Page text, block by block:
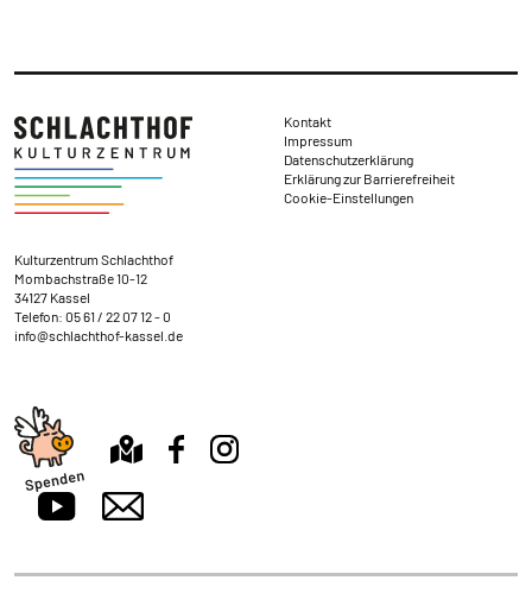
Kontakt und Anschrift
Kulturzentrum Schlachthof
Mombachstraße 10-12
34127 Kassel
Telefon: 05 61 / 22 07 12 - 0
info@schlachthof-kassel.de
Rechtliches
Kontakt
Impressum
Datenschutzerklärung
Erklärung zur Barrierefreiheit
Cookie-Einstellungen